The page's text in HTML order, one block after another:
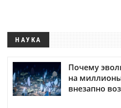
НАУКА
Почему
на
внезапно